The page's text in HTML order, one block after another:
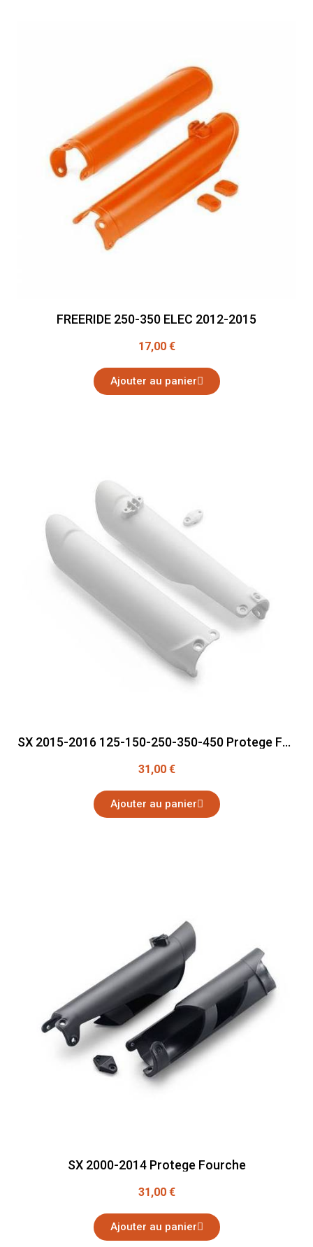
FREERIDE 250-350 ELEC 2012-2015
17,00 €
Ajouter au panier
SX 2015-2016 125-150-250-350-450 Protege Fourche
31,00 €
Ajouter au panier
SX 2000-2014 Protege Fourche
31,00 €
Ajouter au panier